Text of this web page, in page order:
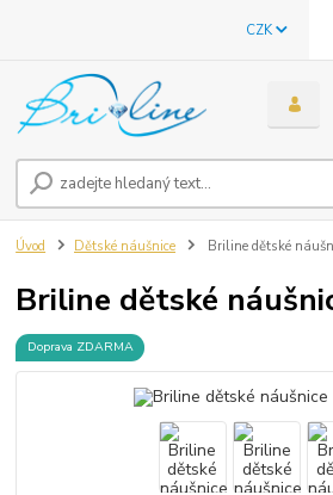
CZK
Úvod Dětské náušnice Briline dětské
Briline dětské
Doprava ZDARMA